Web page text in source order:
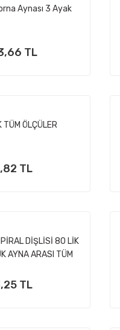
Aynası 3 Ayak
TL
TÜM ÖLÇÜLER
TL
DİŞLİSİ 80 LİK
AYNA ARASI TÜM
TL